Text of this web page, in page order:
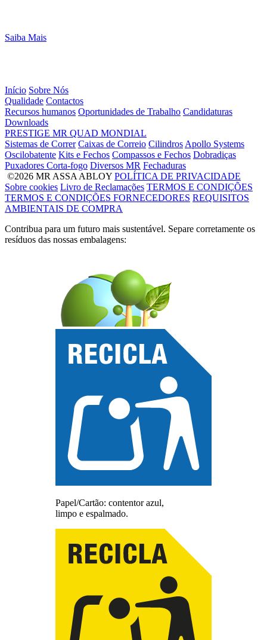
Saiba Mais
Início Sobre Nós
Qualidade Contactos
Recursos humanos Oportunidades de Trabalho Candidaturas
Downloads
PRESTIGE MR QUAD MONDIAL
Sistemas de Correr Caixas de Correio Cilindros Apollo Systems
Oscilobatente Kits e Fechos Compassos e Fechos Dobradiças
Puxadores Corta-fogo Diversos MR Fechaduras
©2026 MR ASSA ABLOY POLÍTICA DE PRIVACIDADE
Sobre cookies Livro de Reclamações TERMOS E CONDIÇÕES
TERMOS E CONDIÇÕES FORNECEDORES REQUISITOS
AMBIENTAIS DE COMPRA
Contribua para um futuro mais sustentável. Separe corretamente os
resíduos das nossas embalagens:
Papel/Cartão: contentor azul,
limpo e espalmado.